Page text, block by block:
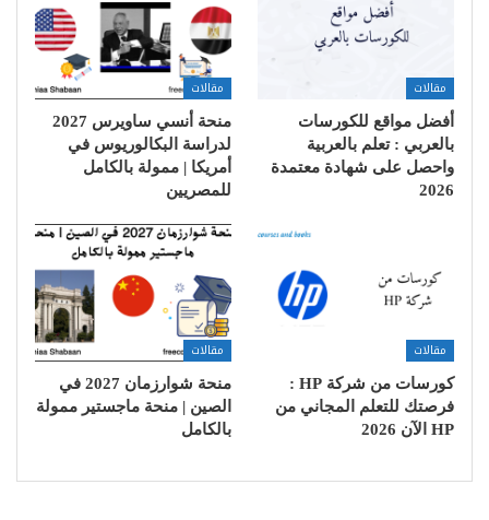
مقالات
أفضل مواقع للكورسات
بالعربي : تعلم بالعربية
واحصل على شهادة معتمدة
2026
مقالات
منحة أنسي ساويرس 2027
لدراسة البكالوريوس في
أمريكا | ممولة بالكامل
للمصريين
مقالات
كورسات من شركة HP :
فرصتك للتعلم المجاني من
HP الآن 2026
مقالات
منحة شوارزمان 2027 في
الصين | منحة ماجستير ممولة
بالكامل